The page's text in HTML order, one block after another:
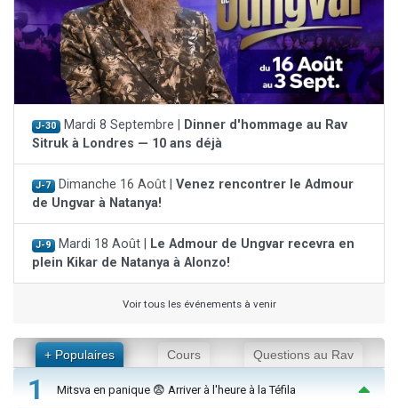
J-30 Mardi 8 Septembre |
Dinner d'hommage au Rav
Sitruk à Londres — 10 ans déjà
J-7 Dimanche 16 Août | Venez rencontrer le Admour
de Ungvar à Natanya!
J-9 Mardi 18 Août |
Le Admour de Ungvar recevra en
plein Kikar de Natanya à Alonzo!
Voir tous les événements à venir
+ Populaires Cours Questions au Rav
1 Mitsva en panique 😨 Arriver à l'heure à la Téfila